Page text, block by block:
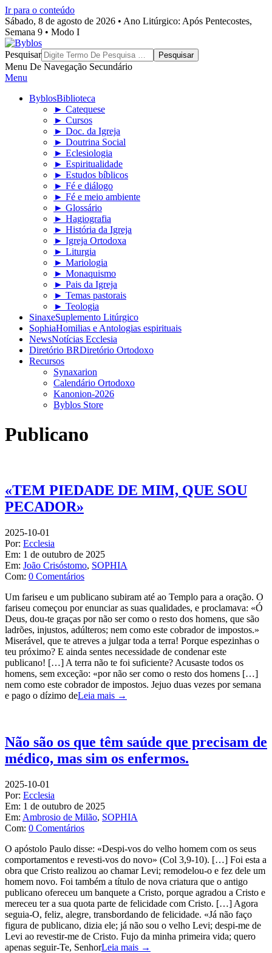
Ir para o conteúdo
Sábado, 8 de agosto de 2026 • Ano Litúrgico: Após Pentecostes,
Semana 9 • Modo I
Byblos
Pesquisar
Menu De Navegação Secundário
Menu
ByblosBiblioteca
► Catequese
► Cursos
► Doc. da Igreja
► Doutrina Social
► Eclesiologia
► Espiritualidade
► Estudos bíblicos
► Fé e diálogo
► Fé e meio ambiente
► Glossário
► Hagiografia
► História da Igreja
► Igreja Ortodoxa
► Liturgia
► Mariologia
► Monaquismo
► Pais da Igreja
► Temas pastorais
► Teologia
SinaxeSuplemento Litúrgico
SophiaHomilias e Antologias espirituais
NewsNotícias Ecclesia
Diretório BRDiretório Ortodoxo
Recursos
Synaxarion
Calendário Ortodoxo
Kanonion-2026
Byblos Store
Publicano
«TEM PIEDADE DE MIM, QUE SOU
PECADOR»
2025-10-01
Por: Ecclesia
Em: 1 de outubro de 2025
Em: João Crisóstomo, SOPHIA
Com: 0 Comentários
Um fariseu e um publicano subiram até ao Templo para a oração. O
fariseu começou por enunciar as suas qualidades, e proclamava: «Ó
Deus, dou-te graças por não ser como o resto dos homens, que são
ladrões, injustos, adúlteros; nem como este cobrador de impostos.»
Miserável, que te atreves a julgar toda a terra! Porque espezinhas o
teu próximo? E ainda sentes necessidade de condenar este
publicano! […] A terra não te foi suficiente? Acusaste todos os
homens, sem exceção: «por não ser como o resto dos homens […]
nem como este cobrador de impostos. Jejuo duas vezes por semana
e pago o dízimo deLeia mais →
Não são os que têm saúde que precisam de
médico, mas sim os enfermos.
2025-10-01
Por: Ecclesia
Em: 1 de outubro de 2025
Em: Ambrosio de Milão, SOPHIA
Com: 0 Comentários
O apóstolo Paulo disse: «Despi-vos do velho homem com os seus
comportamentos e revesti-vos do novo» (Col 3,9-10). […] Foi esta a
obra que Cristo realizou ao chamar Levi; remodelou-o e fez dele um
homem novo. Foi também a título de nova criatura que o antigo
publicano ofereceu um banquete a Cristo, porque agradou a Cristo e
mereceu ter a sua quota parte de felicidade com Cristo. […] Agora
seguia-O, feliz, alegre, transbordando de felicidade. «Já não faço
figura de publicano, dizia ele; já não sou o velho Levi; despi-me de
Levi ao revestir-me de Cristo. Fujo da minha primeira vida; quero
apenas seguir-Te, SenhorLeia mais →